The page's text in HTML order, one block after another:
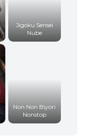
Jigoku Sensei
Nube
Non Non Biyori
Nonstop